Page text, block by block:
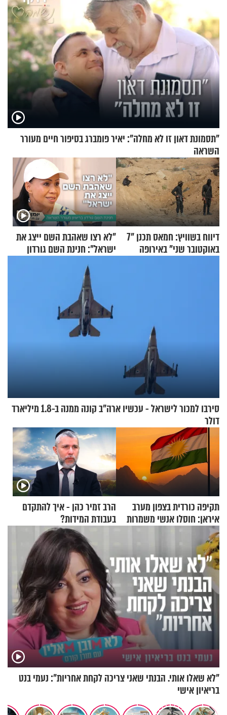
"תסמונת דאון זו לא מחלה": יאיר פומברג בסיפור חיים מעורר
השראה
דיווח בשוויץ: חמאס תכנן "7
באוקטובר שני" באירופה
"לא רצו שאהבת השם ייצג את
ישראל": חנינת השם גורדון
בריאיון מעורר השראה
סירבו למכור לישראל - עכשיו ארה"ב קונה ממנה ב-1.8 מיליארד
דולר
תקיפה כורדית בצפון מערב
איראן: חוסלו אנשי משמרות
המהפכה
הרב זמיר כהן - איך להתקדם
בעבודת המידות?
"לא שאלו אותי. הבנתי שאני צריכה לקחת אחריות": נעמי בנט
בריאיון אישי